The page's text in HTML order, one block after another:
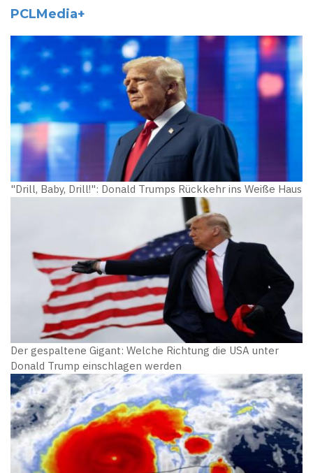
PCLMedia+
"Drill, Baby, Drill!": Donald Trumps Rückkehr ins Weiße Haus
Der gespaltene Gigant: Welche Richtung die USA unter
Donald Trump einschlagen werden